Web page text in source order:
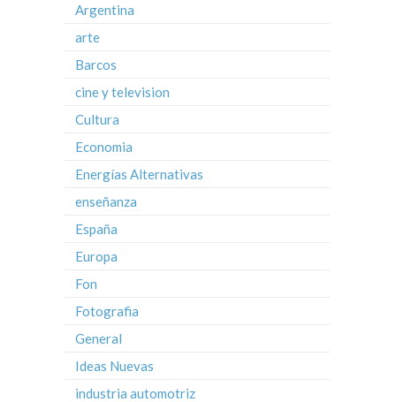
Argentina
arte
Barcos
cine y television
Cultura
Economia
Energías Alternativas
enseñanza
España
Europa
Fon
Fotografia
General
Ideas Nuevas
industria automotriz